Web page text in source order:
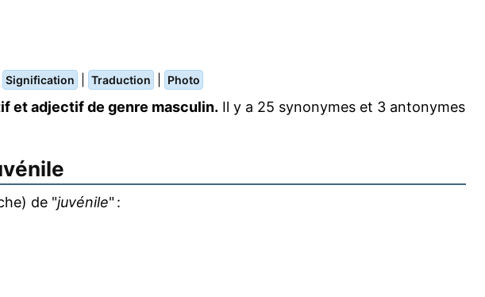
Signification Traduction Photo
et adjectif de genre masculin. Il y a 25 synonymes et 3 antonymes
de "juvénile" :